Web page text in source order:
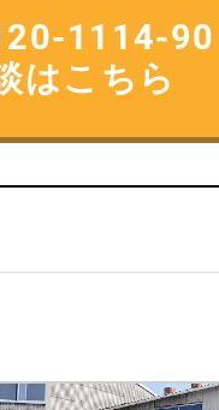
1114-90
はこちら